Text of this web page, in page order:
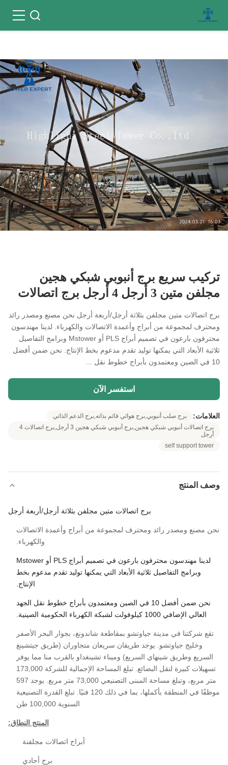
تركيب سريع برج أنبوبي شبكي هجين
مجلفن متين 3 أرجل 4 أرجل برج اتصالات
برج اتصالات متين مجلفن بثلاثة أرجل/أربعة أرجل نحن مصنع ومصدر رائد
ومحترف لمجموعة من أبراج وأعمدة الاتصالات والكهرباء. لدينا مهندسون
محترفون بارعون في تصميم أبراج PLS أو Mstower وبرامج التفاصيل
ثلاثية الأبعاد التي يمكنها توليد تقدم مدعوم بخط الإنتاج. نحن ضمن أفضل
10 في الصين ومعتمدون بأبراج خطوط نقل ...
استفسر الآن
العلامات:
برج صلب أنبوبي,برج هوائي قائم بذاته,برج الدعم الذاتي
برج اتصالات أنبوبي شبكي هجين,برج أنبوبي شبكي هجين 3 أرجل,برج اتصالات 4
أرجل
self support tower
وصف المنتج
برج اتصالات متين مجلفن بثلاثة أرجل/أربعة أرجل
نحن مصنع ومصدر رائد ومحترف لمجموعة من أبراج وأعمدة الاتصالات
والكهرباء.
لدينا مهندسون محترفون بارعون في تصميم أبراج PLS أو Mstower
وبرامج التفاصيل ثلاثية الأبعاد التي يمكنها توليد تقدم مدعوم بخط
الإنتاج.
نحن ضمن أفضل 10 في الصين ومعتمدون بأبراج خطوط نقل الجهد
العالي الإضافي 1000 كيلوفولت لشبكة الكهرباء الحكومية الصينية.
تقع شركتنا في مدينة جياوتشو بمقاطعة شاندونغ، بجوار البحر الأصفر
وخليج جياوتشو. يوجد طريقان سريعان متجاوران (طريق جيتشينغ
السريع وطريق شينهاي السريع) وميناء تشينغداو بالقرب منا مما يوفر
تسهيلات كبيرة لنقل البضائع. تبلغ المساحة الإجمالية للشركة 173,000
متر مربع، وتبلغ مساحة المبنى التصنيعي 73,000 متر مربع. يوجد 597
موظفًا في المنطقة بأكملها، بما في ذلك 120 فنيًا. تبلغ القدرة التصنيعية
السنوية 100,000 طن
المنتج النطاق:
أبراج اتصالات مجلفنة
برج أحادي